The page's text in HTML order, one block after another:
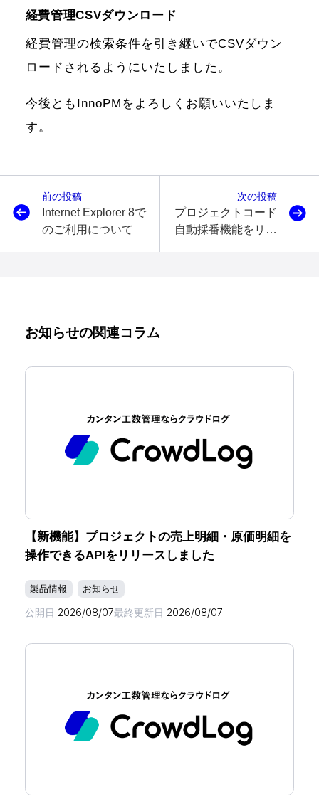
経費管理CSVダウンロード
経費管理の検索条件を引き継いでCSVダウン
ロードされるようにいたしました。
今後ともInnoPMをよろしくお願いいたしま
す。
前の投稿
Internet Explorer 8で
のご利用について
次の投稿
プロジェクトコード
自動採番機能をリリ
お知らせの関連コラム
【新機能】プロジェクトの売上明細・原価明細を
操作できるAPIをリリースしました
製品情報 お知らせ
公開日 2026/08/07最終更新日 2026/08/07